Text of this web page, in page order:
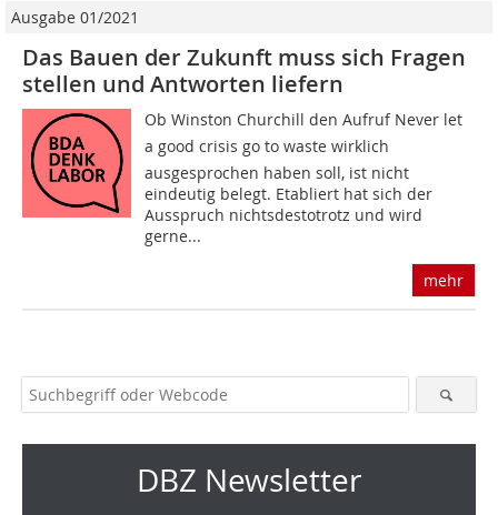
Ausgabe 01/2021
Das Bauen der Zukunft muss sich Fragen
stellen und Antworten liefern
Ob Winston Churchill den Aufruf Never let
a good crisis go to waste wirklich
ausgesprochen haben soll, ist nicht
eindeutig belegt. Etabliert hat sich der
Ausspruch nichtsdestotrotz und wird
gerne...
mehr
DBZ Newsletter